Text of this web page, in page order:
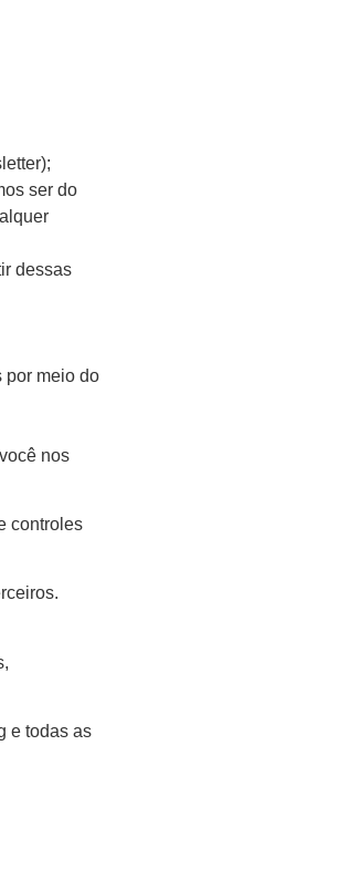
ser do
dessas
por meio do
nos
controles
e todas as